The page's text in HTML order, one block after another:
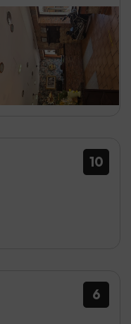
10
6